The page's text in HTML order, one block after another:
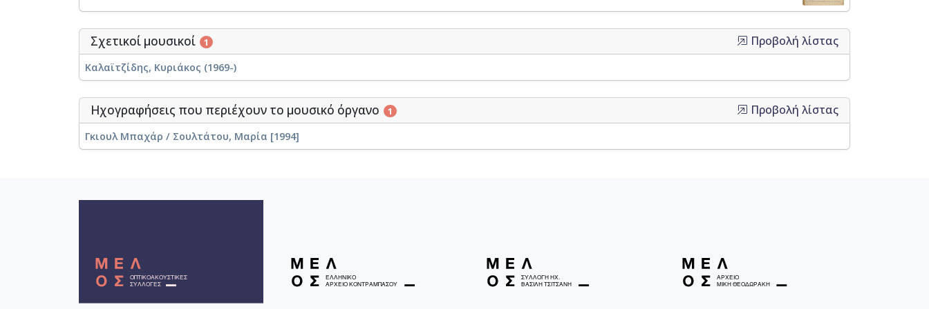
Σχετικοί μουσικοί 1 Προβολή λίστας
Καλαϊτζίδης, Κυριάκος (1969-)
Ηχογραφήσεις που περιέχουν το μουσικό όργανο 1 Προβολή λίστας
Γκιουλ Μπαχάρ / Σουλτάτου, Μαρία [1994]